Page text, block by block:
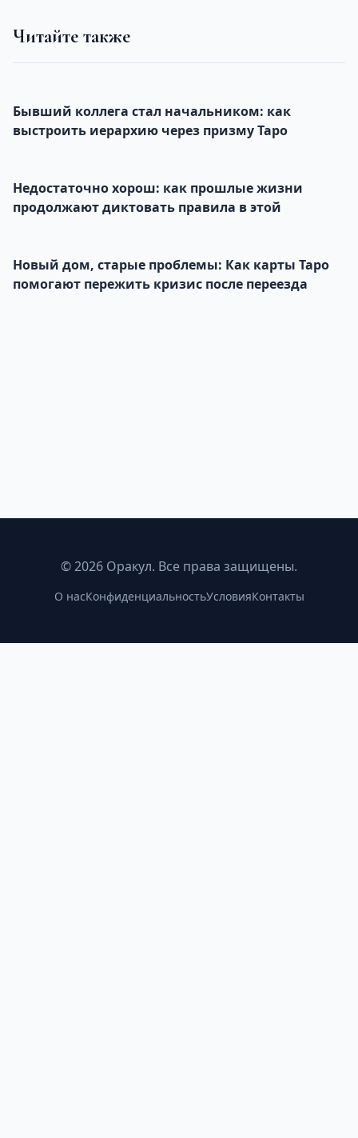
Читайте также
Бывший коллега стал начальником: как
выстроить иерархию через призму Таро
Недостаточно хорош: как прошлые жизни
продолжают диктовать правила в этой
Новый дом, старые проблемы: Как карты Таро
помогают пережить кризис после переезда
©2026 Оракул. Все права защищены.
О насКонфиденциальностьУсловияКонтакты